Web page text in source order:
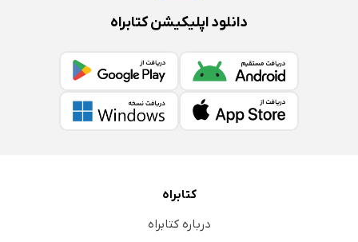
دانلود اپلیکیشن کتابراه
کتابراه
درباره کتابراه